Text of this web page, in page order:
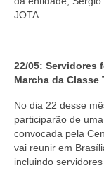
JOTA.
22/05: Servidores
Marcha da Classe
No dia 22 desse
participarão de
convocada pela
vai reunir em
incluindo